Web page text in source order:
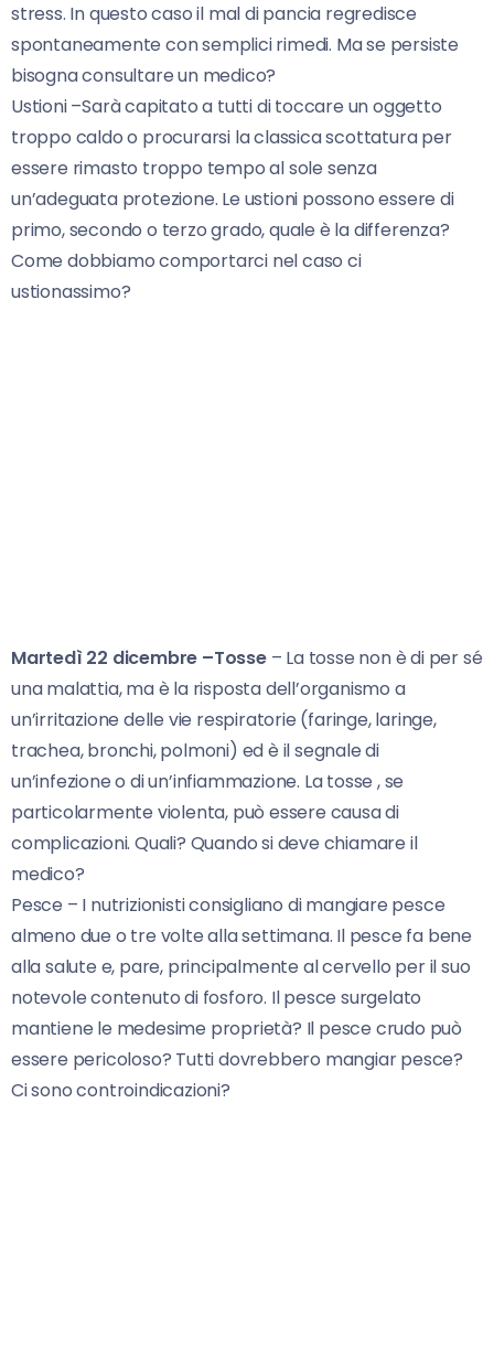
stress. In questo caso il mal di pancia regredisce
spontaneamente con semplici rimedi. Ma se persiste
bisogna consultare un medico?
Ustioni –Sarà capitato a tutti di toccare un oggetto
troppo caldo o procurarsi la classica scottatura per
essere rimasto troppo tempo al sole senza
un’adeguata protezione. Le ustioni possono essere di
primo, secondo o terzo grado, quale è la differenza?
Come dobbiamo comportarci nel caso ci
ustionassimo?
Martedì 22 dicembre –Tosse– La tosse non è di per sé
una malattia, ma è la risposta dell’organismo a
un’irritazione delle vie respiratorie (faringe, laringe,
trachea, bronchi, polmoni) ed è il segnale di
un’infezione o di un’infiammazione. La tosse , se
particolarmente violenta, può essere causa di
complicazioni. Quali? Quando si deve chiamare il
medico?
Pesce – I nutrizionisti consigliano di mangiare pesce
almeno due o tre volte alla settimana. Il pesce fa bene
alla salute e, pare, principalmente al cervello per il suo
notevole contenuto di fosforo. Il pesce surgelato
mantiene le medesime proprietà? Il pesce crudo può
essere pericoloso? Tutti dovrebbero mangiar pesce?
Ci sono controindicazioni?